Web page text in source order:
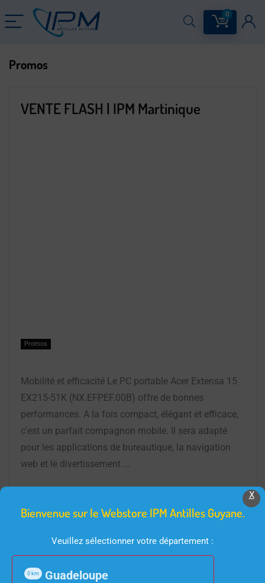
0
Promos
VENTE FLASH | IPM Martinique
Promos
Mobilité et efficacité Le PC portable Acer Extensa 15
EX215-51K (NX.EFPEF.00B) offre de bonnes
performances. A la fois compact, élégant et efficace,
c'est un parfait compagnon mobile. Il sera adapté
pour les applications de bureautique, la navigation
web et le divertissement ...
Pas d'autre!
X
Bienvenue sur le Webstore IPM Antilles Guyane.
Veuillez sélectionner votre département :
Guadeloupe
0 km